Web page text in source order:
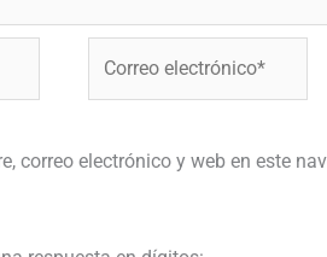
correo electrónico y web en este